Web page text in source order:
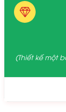
(Thiết kế một